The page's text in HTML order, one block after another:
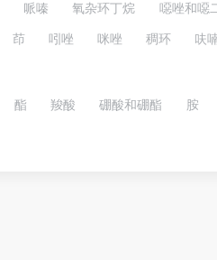
哌嗪 氧杂环丁烷 噁唑和噁
茚 吲唑 咪唑 稠环 呋
酯 羧酸 硼酸和硼酯 胺